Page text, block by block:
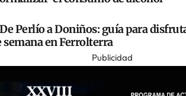
De Perlío a Doniños: guía para
semana en Ferrolterra
Publicidad